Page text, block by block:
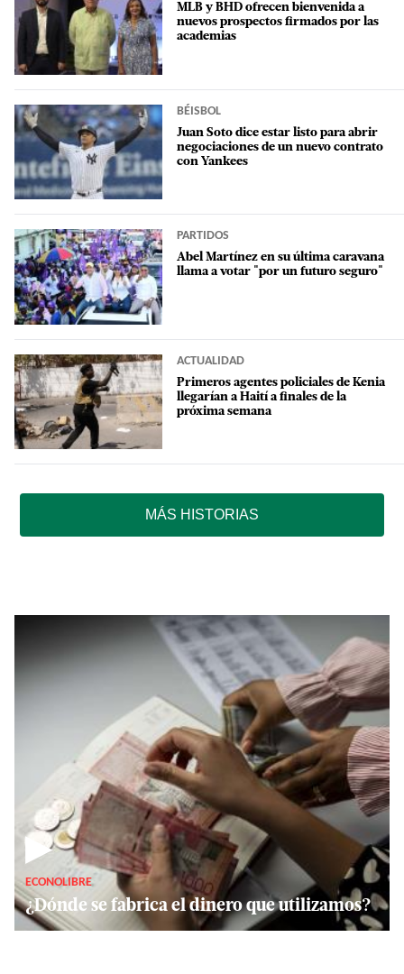
MLB y BHD ofrecen bienvenida a
nuevos prospectos firmados por las
academias
BÉISBOL
Juan Soto dice estar listo para abrir
negociaciones de un nuevo contrato
con Yankees
PARTIDOS
Abel Martínez en su última caravana
llama a votar "por un futuro seguro"
ACTUALIDAD
Primeros agentes policiales de Kenia
llegarían a Haití a finales de la
próxima semana
MÁS HISTORIAS
▶
ECONOLIBRE
¿Dónde se fabrica el dinero que utilizamos?